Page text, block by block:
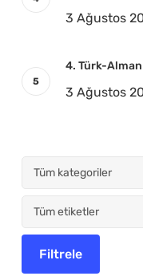
3 Ağustos
4. Türk-
3 Ağustos